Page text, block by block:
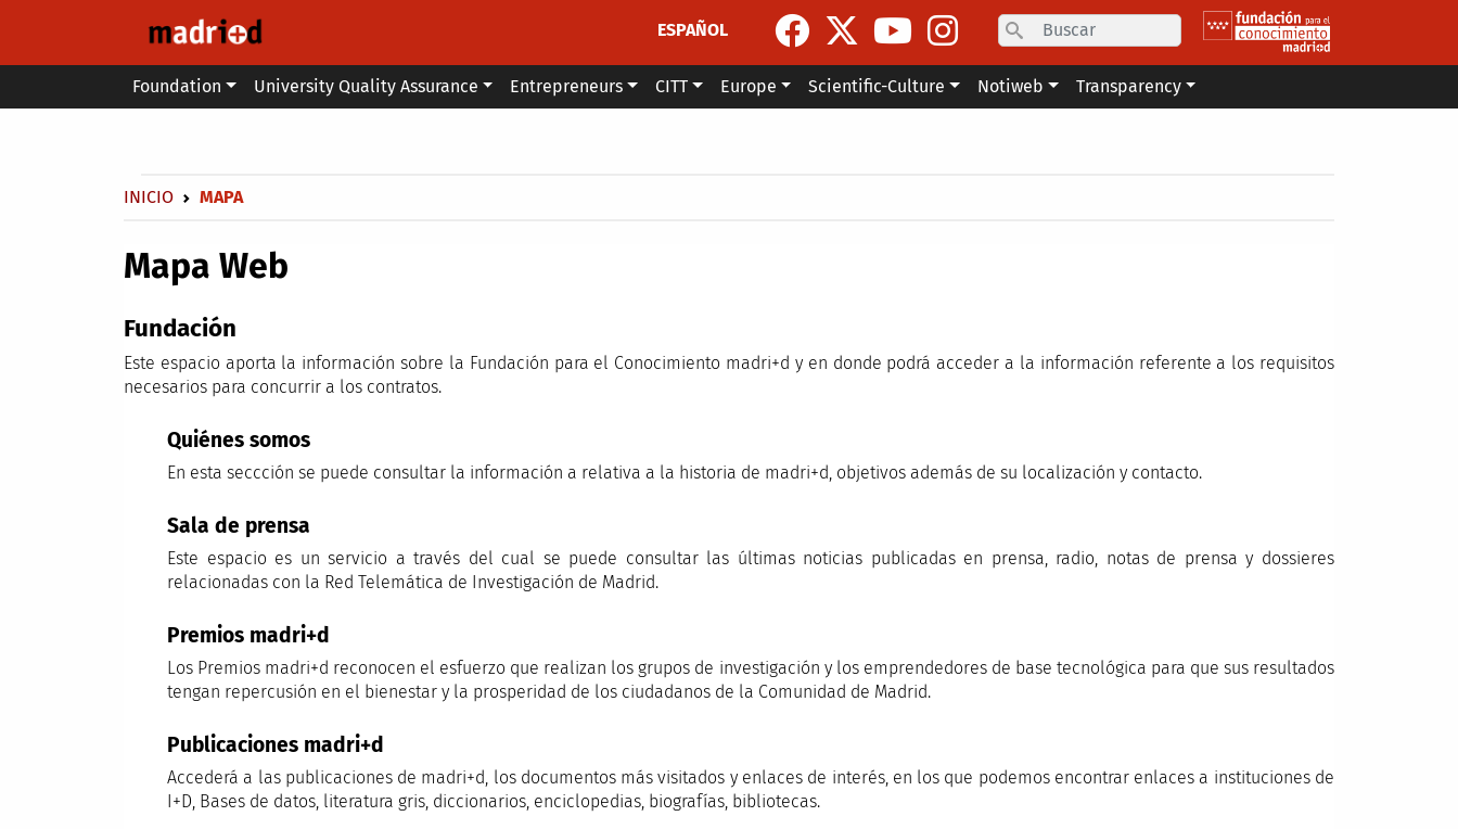
ESPAÑOL
Search
Main menu
Foundation University Quality Assurance Entrepreneurs CITT Europe Scientific-Culture Notiweb Transparency
Breadcrumb
INICIO MAPA
Mapa Web
Fundación
Este espacio aporta la información sobre la Fundación para el Conocimiento madri+d y en donde podrá acceder a la información referente a los requisitos
necesarios para concurrir a los contratos.
Quiénes somos
En esta seccción se puede consultar la información a relativa a la historia de madri+d, objetivos además de su localización y contacto.
Sala de prensa
Este espacio es un servicio a través del cual se puede consultar las últimas noticias publicadas en prensa, radio, notas de prensa y dossieres
relacionadas con la Red Telemática de Investigación de Madrid.
Premios madri+d
Los Premios madri+d reconocen el esfuerzo que realizan los grupos de investigación y los emprendedores de base tecnológica para que sus resultados
tengan repercusión en el bienestar y la prosperidad de los ciudadanos de la Comunidad de Madrid.
Publicaciones madri+d
Accederá a las publicaciones de madri+d, los documentos más visitados y enlaces de interés, en los que podemos encontrar enlaces a instituciones de
I+D, Bases de datos, literatura gris, diccionarios, enciclopedias, biografías, bibliotecas.